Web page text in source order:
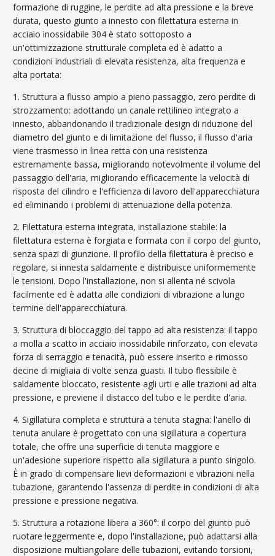
formazione di ruggine, le perdite ad alta pressione e la breve
durata, questo giunto a innesto con filettatura esterna in
acciaio inossidabile 304 è stato sottoposto a
un'ottimizzazione strutturale completa ed è adatto a
condizioni industriali di elevata resistenza, alta frequenza e
alta portata:
1. Struttura a flusso ampio a pieno passaggio, zero perdite di
strozzamento: adottando un canale rettilineo integrato a
innesto, abbandonando il tradizionale design di riduzione del
diametro del giunto e di limitazione del flusso, il flusso d'aria
viene trasmesso in linea retta con una resistenza
estremamente bassa, migliorando notevolmente il volume del
passaggio dell'aria, migliorando efficacemente la velocità di
risposta del cilindro e l'efficienza di lavoro dell'apparecchiatura
ed eliminando i problemi di attenuazione della potenza.
2. Filettatura esterna integrata, installazione stabile: la
filettatura esterna è forgiata e formata con il corpo del giunto,
senza spazi di giunzione. Il profilo della filettatura è preciso e
regolare, si innesta saldamente e distribuisce uniformemente
le tensioni. Dopo l'installazione, non si allenta né scivola
facilmente ed è adatta alle condizioni di vibrazione a lungo
termine dell'apparecchiatura.
3. Struttura di bloccaggio del tappo ad alta resistenza: il tappo
a molla a scatto in acciaio inossidabile rinforzato, con elevata
forza di serraggio e tenacità, può essere inserito e rimosso
decine di migliaia di volte senza guasti. Il tubo flessibile è
saldamente bloccato, resistente agli urti e alle trazioni ad alta
pressione, e previene il distacco del tubo e le perdite d'aria.
4. Sigillatura completa e struttura a tenuta stagna: l'anello di
tenuta anulare è progettato con una sigillatura a copertura
totale, che offre una superficie di tenuta maggiore e
un'adesione superiore rispetto alla sigillatura a punto singolo.
È in grado di compensare lievi deformazioni e vibrazioni nella
tubazione, garantendo l'assenza di perdite in condizioni di alta
pressione e pressione negativa.
5. Struttura a rotazione libera a 360°: il corpo del giunto può
ruotare leggermente e, dopo l'installazione, può adattarsi alla
disposizione multiangolare delle tubazioni, evitando torsioni,